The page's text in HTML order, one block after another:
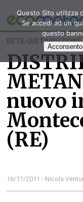
RETE-DISTRIBUZIONE
nuovo
(RE)
16/11/2011 - Nicola
Questo Sito utilizza
Se accedi ad un
questo
Acconsento